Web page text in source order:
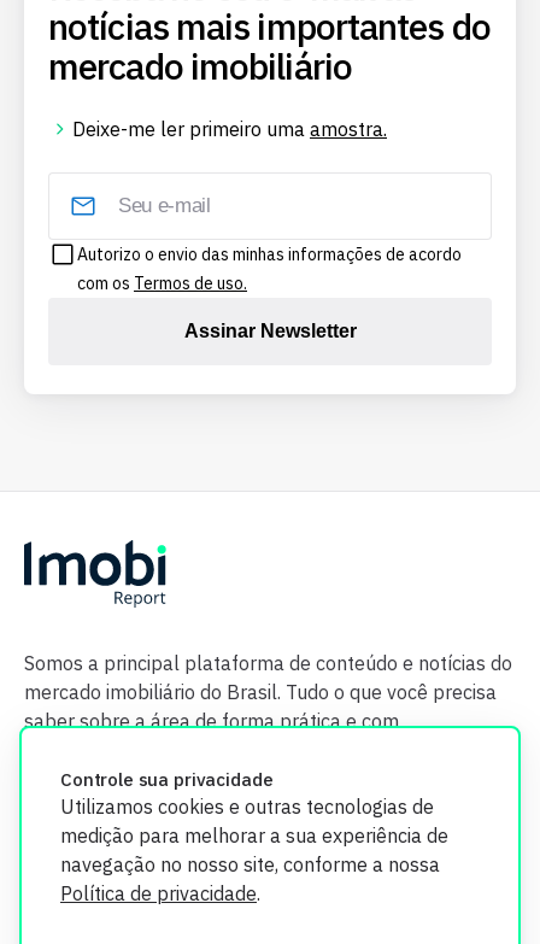
Controle sua privacidade
Utilizamos cookies e outras tecnologias de
medição para melhorar a sua experiência de
navegação no nosso site, conforme a nossa
Política de privacidade.
notícias mais importantes do
mercado imobiliário
Deixe-me ler primeiro uma amostra.
Autorizo o envio das minhas informações de acordo
com os Termos de uso.
Assinar Newsletter
Somos a principal plataforma de conteúdo e notícias do
mercado imobiliário do Brasil. Tudo o que você precisa
saber sobre a área de forma prática e com